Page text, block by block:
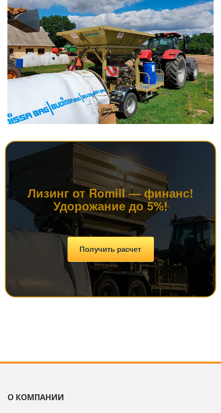
Лизинг от Romill — финанс!
Удорожание до 5%!
Получить расчет
О КОМПАНИИ